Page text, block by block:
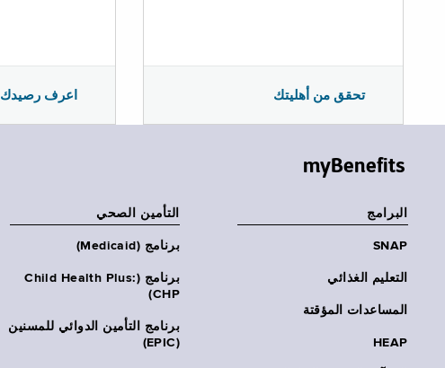
اعرف رصيدك تحقق من أهليتك
myBenefits
البرامج
SNAP
التعليم الغذائي
المساعدات المؤقتة
HEAP
التأمين الصحي
برنامج (Medicaid)
برنامج (Child Health Plus:
CHP)
برنامج التأمين الدوائي للمسنين
(EPIC)